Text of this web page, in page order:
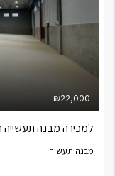
₪22,000
למכירה מבנה תעשייה
מבנה תעשיה